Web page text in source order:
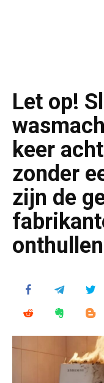
Let op!
keer
zonder
zijn de
onthullen